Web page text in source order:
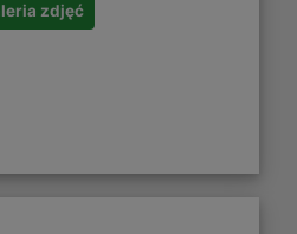
zdjęć